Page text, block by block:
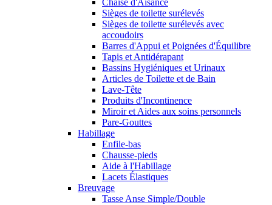
Chaise d'Aisance
Sièges de toilette surélevés
Sièges de toilette surélevés avec
accoudoirs
Barres d'Appui et Poignées d'Équilibre
Tapis et Antidérapant
Bassins Hygiéniques et Urinaux
Articles de Toilette et de Bain
Lave-Tête
Produits d'Incontinence
Miroir et Aides aux soins personnels
Pare-Gouttes
Habillage
Enfile-bas
Chausse-pieds
Aide à l'Habillage
Lacets Élastiques
Breuvage
Tasse Anse Simple/Double